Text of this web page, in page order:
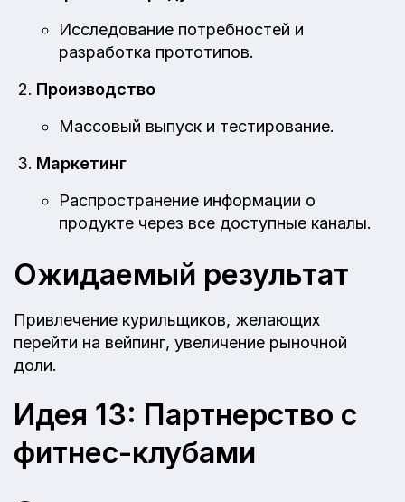
Исследование потребностей и
разработка прототипов.
Производство
Массовый выпуск и тестирование.
Маркетинг
Распространение информации о
продукте через все доступные каналы.
Ожидаемый результат
Привлечение курильщиков, желающих
перейти на вейпинг, увеличение рыночной
доли.
Идея 13: Партнерство с
фитнес-клубами